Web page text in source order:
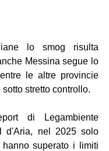
lo smog risulta
Messina segue lo
le altre provincie
stretto controllo.
di Legambiente
d'Aria, nel 2025 solo
superato i limiti